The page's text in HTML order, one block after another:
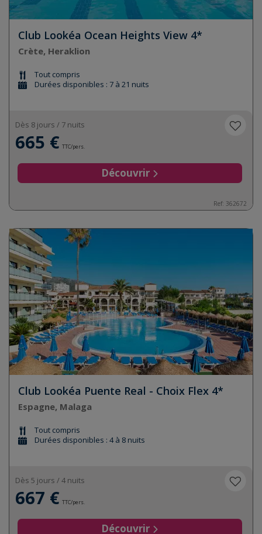
Club Lookéa Ocean Heights View 4*
Crète, Heraklion
Tout compris
Durées disponibles : 7 à 21 nuits
Dès 8 jours / 7 nuits
665 € TTC/pers.
Découvrir
Ref: 362672
Club Lookéa Puente Real - Choix Flex 4*
Espagne, Malaga
Tout compris
Durées disponibles : 4 à 8 nuits
Dès 5 jours / 4 nuits
667 € TTC/pers.
Découvrir